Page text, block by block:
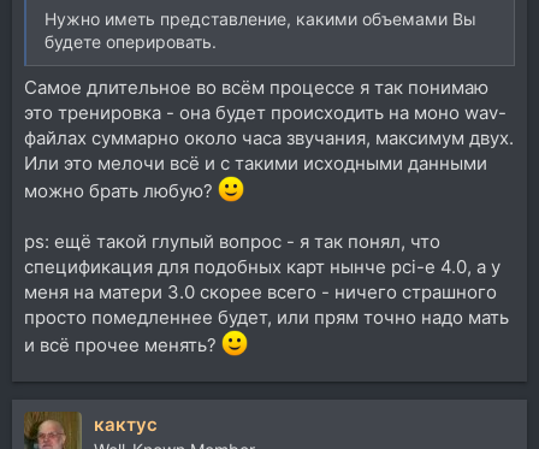
Нужно иметь представление, какими объемами Вы
будете оперировать.
Самое длительное во всём процессе я так понимаю
это тренировка - она будет происходить на моно wav-
файлах суммарно около часа звучания, максимум двух.
Или это мелочи всё и с такими исходными данными
можно брать любую?
ps: ещё такой глупый вопрос - я так понял, что
спецификация для подобных карт нынче pci-e 4.0, а у
меня на матери 3.0 скорее всего - ничего страшного
просто помедленнее будет, или прям точно надо мать
и всё прочее менять?
кактус